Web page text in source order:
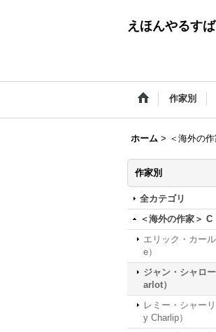
えほんやるす
作家別
ホーム > ＜海外の
作家別
全カテゴリ
＜海外の作家＞ C
エリック・カー
e）
ジャン・シャロ
arlot）
レミー・シャー
y Charlip）